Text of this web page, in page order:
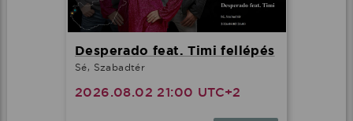
Desperado feat. Timi fellépés
Sé, Szabadtér
2026.08.02 21:00 UTC+2